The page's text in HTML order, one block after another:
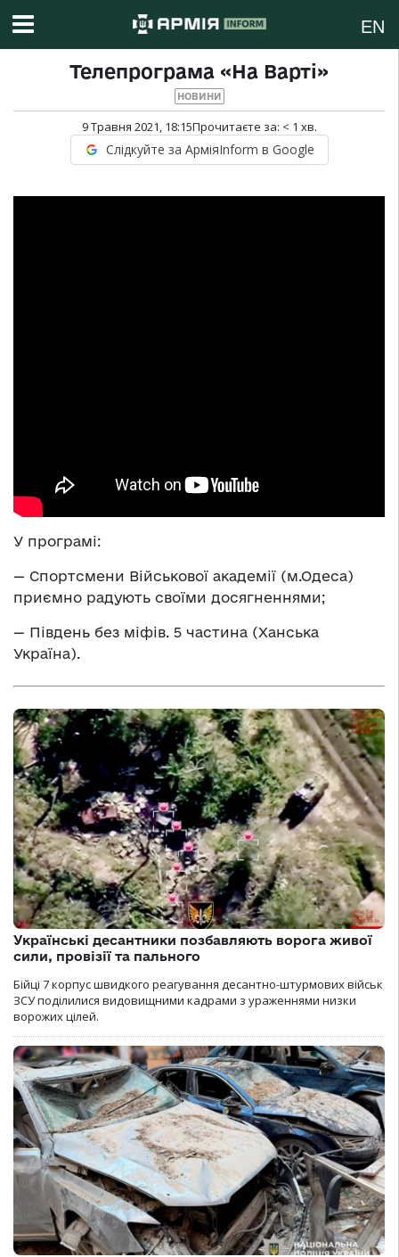
EN
Телепрограма «На Варті»
НОВИНИ
9 Травня 2021, 18:15Прочитаєте за: < 1 хв.
Слідкуйте за АрміяInform в Google
У програмі:
— Спортсмени Військової академії (м.Одеса)
приємно радують своїми досягненнями;
— Південь без міфів. 5 частина (Ханська
Україна).
Українські десантники позбавляють ворога живої
сили, провізії та пального
Бійці 7 корпус швидкого реагування десантно-штурмових військ
ЗСУ поділилися видовищними кадрами з ураженнями низки
ворожих цілей.